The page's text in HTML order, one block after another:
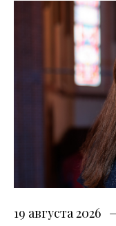
19 августа 2026